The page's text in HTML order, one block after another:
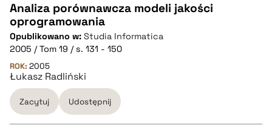
CZYSTY TEKST
pobierz cytat
BIBTEX
Analiza porównawcza modeli jakości
oprogramowania
Opublikowano w: Studia Informatica
2005 / Tom 19 / s. 131 - 150
ROK: 2005
Łukasz Radliński
Zacytuj Udostępnij